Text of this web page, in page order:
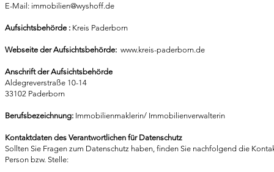
E-Mail: immobilien@wyshoff.de
Aufsichtsbehörde : Kreis Paderborn
Webseite der Aufsichtsbehörde: www.kreis-paderborn.de
Anschrift der Aufsichtsbehörde
Aldegreverstraße 10-14
33102 Paderborn
Berufsbezeichnung: Immobilienmaklerin/ Immobilienverwalterin
Kontaktdaten des Verantwortlichen für Datenschutz
Sollten Sie Fragen zum Datenschutz haben, finden Sie nachfolgend die
Person bzw. Stelle: